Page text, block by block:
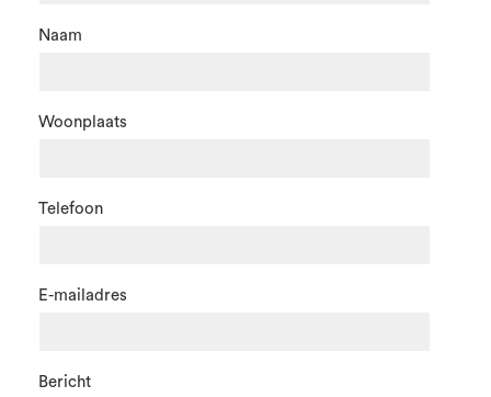
Naam
Woonplaats
Telefoon
E-mailadres
Bericht